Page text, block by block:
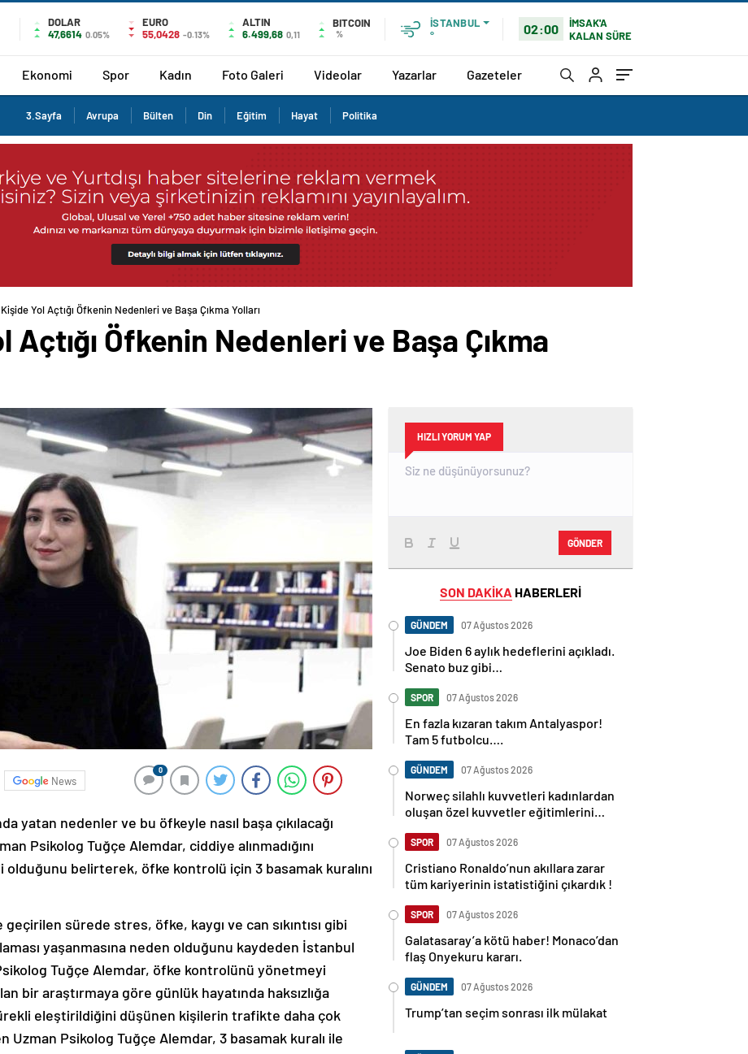
DOLAR
47,6614 0.05%
EURO
55,0428 -0.13%
ALTIN
6.499,68 0,11
BITCOIN
%
İSTANBUL
°
02:00
İMSAK'A
KALAN SÜRE
Ekonomi Spor Kadın Foto Galeri Videolar Yazarlar Gazeteler
3.Sayfa Avrupa Bülten Din Eğitim Hayat Politika
Yol Açtığı Öfkenin Nedenleri ve Başa Çıkma Yolları
Öfkenin Nedenleri ve Başa Çıkma
News
0
yatan nedenler ve bu öfkeyle nasıl başa çıkılacağı
Psikolog Tuğçe Alemdar, ciddiye alınmadığını
belirterek, öfke kontrolü için 3 basamak kuralını
sürede stres, öfke, kaygı ve can sıkıntısı gibi
yaşanmasına neden olduğunu kaydeden İstanbul
Tuğçe Alemdar, öfke kontrolünü yönetmeyi
bir araştırmaya göre günlük hayatında haksızlığa
sürekli eleştirildiğini düşünen kişilerin trafikte daha çok
Psikolog Tuğçe Alemdar, 3 basamak kuralı ile
HIZLI YORUM YAP
GÖNDER
SON DAKİKA HABERLERİ
GÜNDEM 07 Ağustos 2026
Joe Biden 6 aylık hedeflerini açıkladı.
Senato buz gibi…
SPOR 07 Ağustos 2026
En fazla kızaran takım Antalyaspor!
Tam 5 futbolcu….
GÜNDEM 07 Ağustos 2026
Norweç silahlı kuvvetleri kadınlardan
oluşan özel kuvvetler eğitimlerini
SPOR 07 Ağustos 2026
Cristiano Ronaldo’nun akıllara zarar
tüm kariyerinin istatistiğini çıkardık !
SPOR 07 Ağustos 2026
Galatasaray’a kötü haber! Monaco’dan
flaş Onyekuru kararı.
GÜNDEM 07 Ağustos 2026
Trump’tan seçim sonrası ilk mülakat